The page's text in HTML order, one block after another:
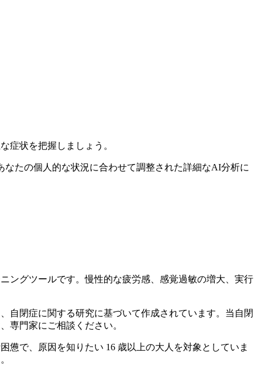
症状を把握しましょう。
たの個人的な状況に合わせて調整された詳細なAI分析に
ングツールです。慢性的な疲労感、感覚過敏の増大、実行
自閉症に関する研究に基づいて作成されています。当自閉
専門家にご相談ください。
憊で、原因を知りたい 16 歳以上の大人を対象としていま